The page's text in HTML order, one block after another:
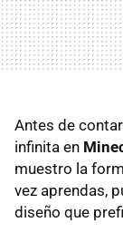
Antes de
infinita en
muestro la
vez aprendas,
diseño que